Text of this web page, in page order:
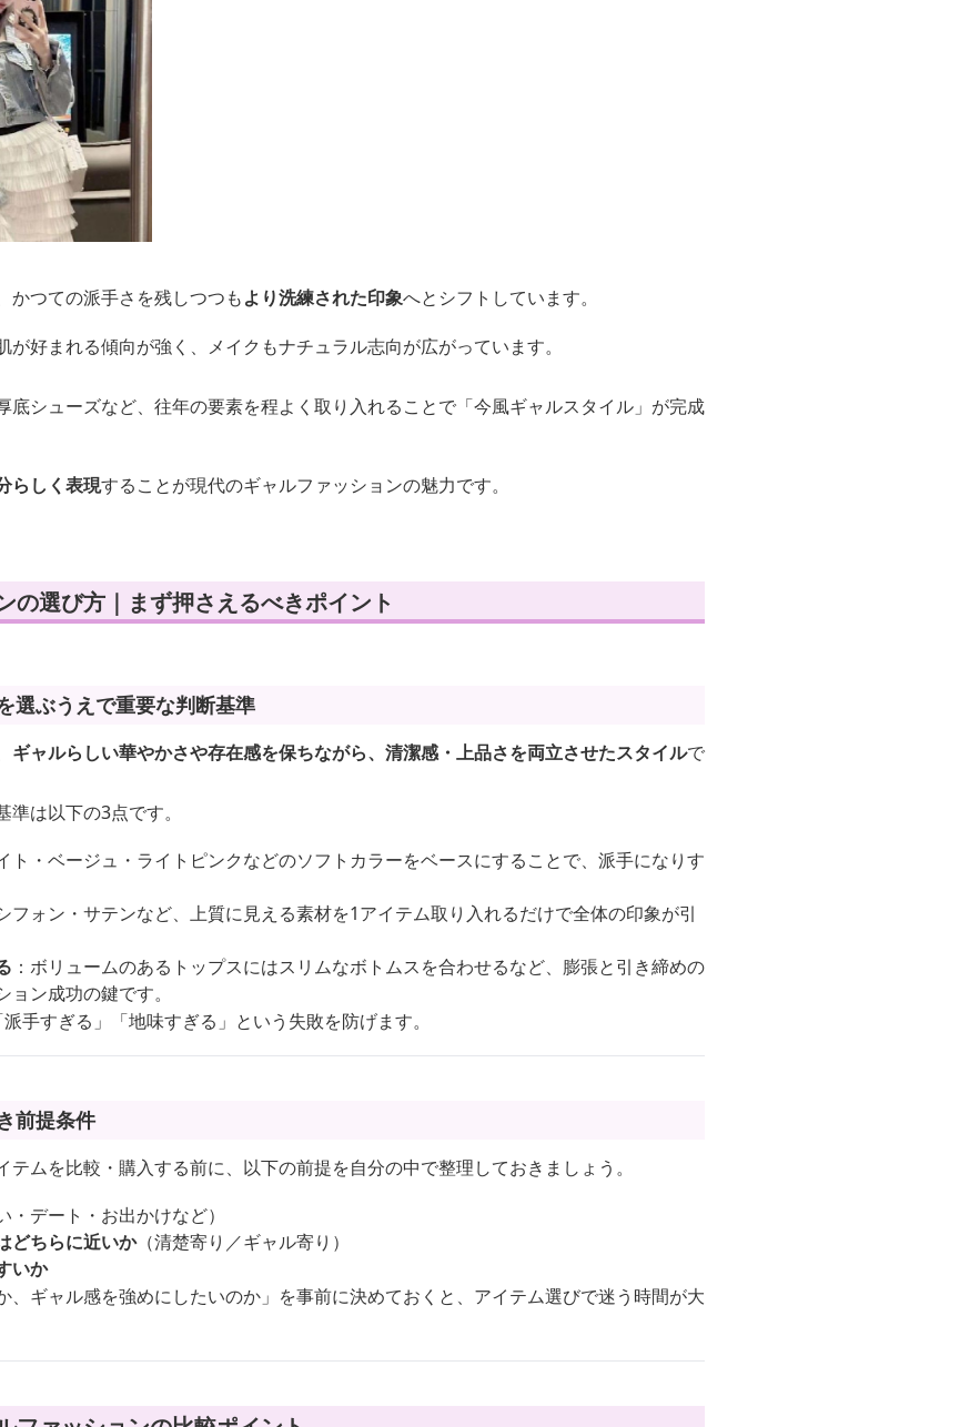
かつての派手さを残しつつもより洗練された印象へとシフトしています。
好まれる傾向が強く、メイクもナチュラル志向が広がっています。
底シューズなど、往年の要素を程よく取り入れることで「今風ギャルスタイル」が完成
らしく表現することが現代のギャルファッションの魅力です。
の選び方｜まず押さえるべきポイント
選ぶうえで重要な判断基準
ギャルらしい華やかさや存在感を保ちながら、清潔感・上品さを両立させたスタイルで
は以下の3点です。
ト・ベージュ・ライトピンクなどのソフトカラーをベースにすることで、派手になりす
フォン・サテンなど、上質に見える素材を1アイテム取り入れるだけで全体の印象が引
：ボリュームのあるトップスにはスリムなボトムスを合わせるなど、膨張と引き締めの
ン成功の鍵です。
手すぎる」「地味すぎる」という失敗を防げます。
前提条件
ムを比較・購入する前に、以下の前提を自分の中で整理しておきましょう。
・デート・お出かけなど）
どちらに近いか（清楚寄り／ギャル寄り）
いか
、ギャル感を強めにしたいのか」を事前に決めておくと、アイテム選びで迷う時間が大